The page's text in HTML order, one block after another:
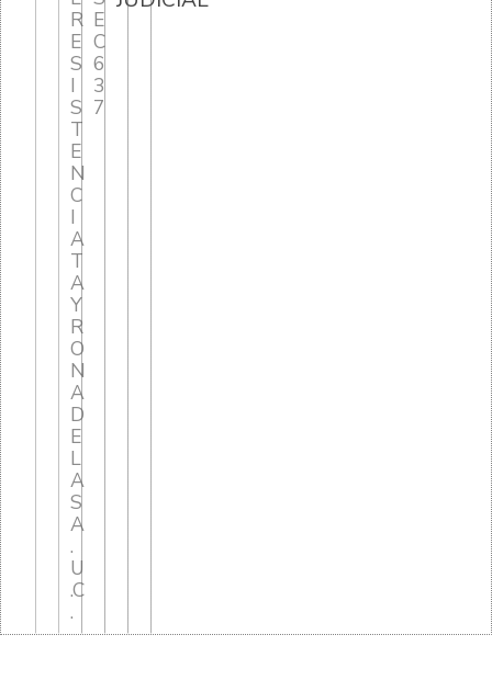
R
E
S
I
S
T
E
N
C
I
A
T
A
Y
R
O
N
A
D
E
L
A
S
A
.
U
.C
.
E
C
6
3
7